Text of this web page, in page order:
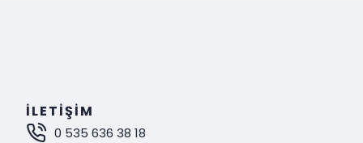
çıkarıyoruz.
bir deneyim sunuyoruz.
İLETIŞIM
0 535 636 38 18